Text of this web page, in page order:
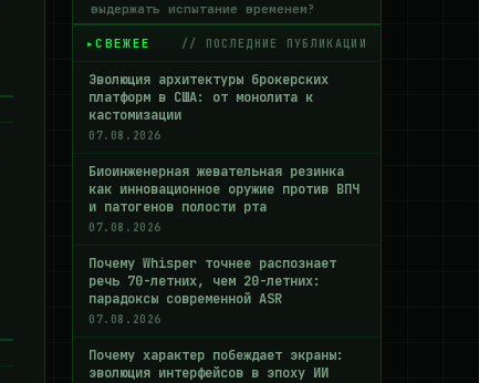
выдержать испытание временем?
СВЕЖЕЕ // ПОСЛЕДНИЕ ПУБЛИКАЦИИ
Эволюция архитектуры брокерских
платформ в США: от монолита к
кастомизации
07.08.2026
Биоинженерная жевательная резинка
как инновационное оружие против ВПЧ
и патогенов полости рта
07.08.2026
Почему Whisper точнее распознает
речь 70-летних, чем 20-летних:
парадоксы современной ASR
07.08.2026
Почему характер побеждает экраны:
эволюция интерфейсов в эпоху ИИ